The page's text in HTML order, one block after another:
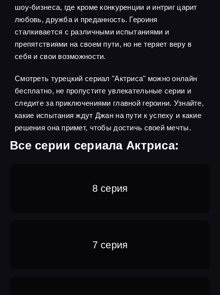
шоу-бизнеса, где кроме конкуренции и интриг царит
любовь, дружба и преданность. Героиня
сталкивается с различными испытаниями и
препятствиями на своем пути, но не теряет веру в
себя и свои возможности.
Смотреть турецкий сериал "Актриса" можно онлайн
бесплатно, не пропустите увлекательные серии и
следите за приключениями главной героини. Узнайте,
какие испытания ждут Джан на пути к успеху и какие
решения она примет, чтобы достичь своей мечты.
Все серии сериала Актриса:
8 серия
7 серия